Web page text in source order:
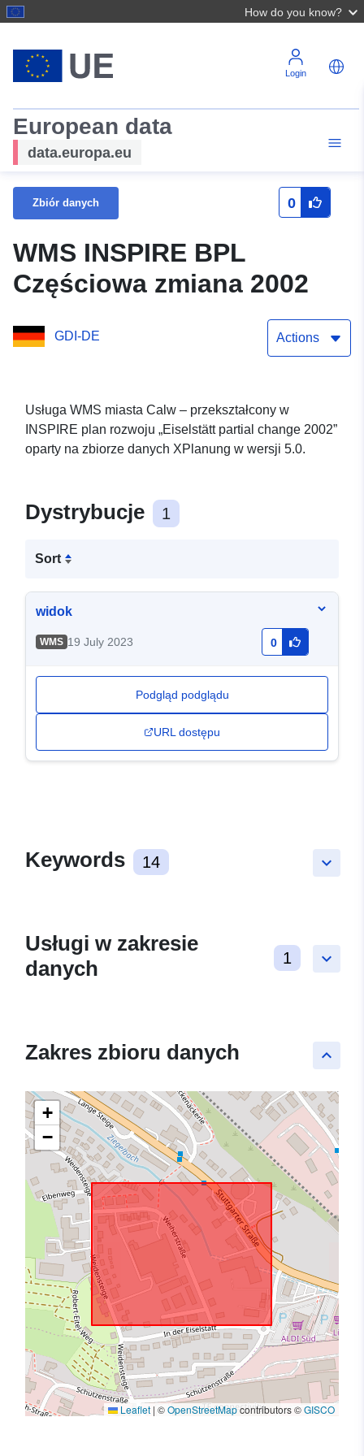
How do you know?
Login
European data
data.europa.eu
Zbiór danych 0
WMS INSPIRE BPL
Częściowa zmiana 2002
GDI-DE Actions
Usługa WMS miasta Calw – przekształcony w
INSPIRE plan rozwoju „Eiselstätt partial change 2002”
oparty na zbiorze danych XPlanung w wersji 5.0.
Dystrybucje 1
Sort
widok
WMS 19 July 2023 0
Podgląd podglądu
URL dostępu
keyboard_arrow_down
Keywords 14
keyboard_arrow_down
Usługi w zakresie
danych
1
keyboard_arrow_up
Zakres zbioru danych
+
−
Leaflet | ©OpenStreetMapcontributors ©GISCO